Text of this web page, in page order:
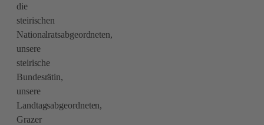
die
steirischen
Nationalratsabgeordneten,
unsere
steirische
Bundesrätin,
unsere
Landtagsabgeordneten,
Grazer